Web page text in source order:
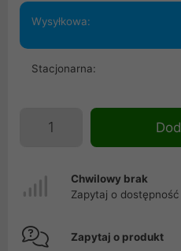
Wysyłkowa:
Stacjonarna:
Chwilowy brak
Zapytaj o dostępność
Zapytaj o produkt